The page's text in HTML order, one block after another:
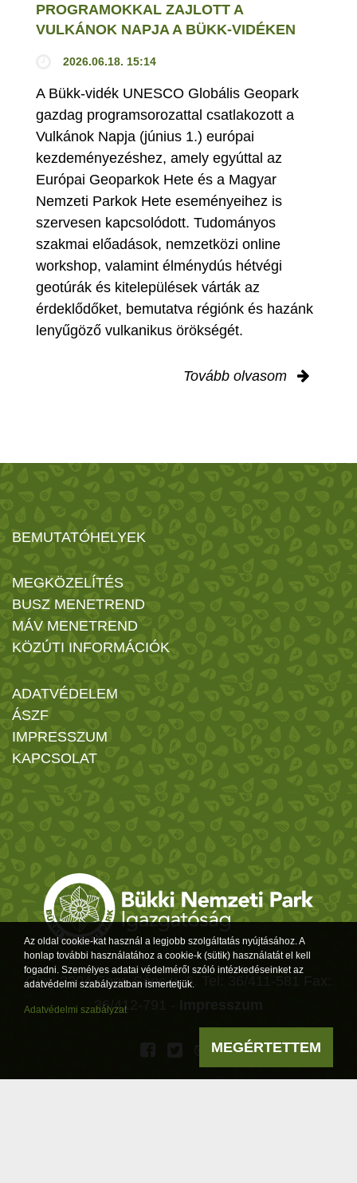
PROGRAMOKKAL ZAJLOTT A
VULKÁNOK NAPJA A BÜKK-VIDÉKEN
2026.06.18. 15:14
A Bükk-vidék UNESCO Globális Geopark
gazdag programsorozattal csatlakozott a
Vulkánok Napja (június 1.) európai
kezdeményezéshez, amely egyúttal az
Európai Geoparkok Hete és a Magyar
Nemzeti Parkok Hete eseményeihez is
szervesen kapcsolódott. Tudományos
szakmai előadások, nemzetközi online
workshop, valamint élménydús hétvégi
geotúrák és kitelepülések várták az
érdeklődőket, bemutatva régiónk és hazánk
lenyűgöző vulkanikus örökségét.
Tovább olvasom
BEMUTATÓHELYEK
MEGKÖZELÍTÉS
BUSZ MENETREND
MÁV MENETREND
KÖZÚTI INFORMÁCIÓK
ADATVÉDELEM
ÁSZF
IMPRESSZUM
KAPCSOLAT
Cím: 3304 Eger, Sánc u. 6. Tel: 36/411-581 Fax:
36/412-791 -
Az oldal cookie-kat használ a legjobb szolgáltatás nyújtásához. A
honlap további használatához a cookie-k (sütik) használatát el kell
fogadni. Személyes adatai védelméről szóló intézkedéseinket az
adatvédelmi szabályzatban ismertetjük.
Adatvédelmi szabályzat
MEGÉRTETTEM